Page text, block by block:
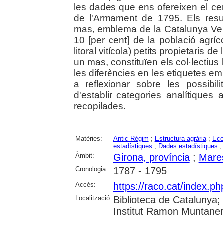
les dades que ens ofereixen el
de l'Armament de 1795. Els
mas, emblema de la Catalunya
10 [per cent] de la població
litoral vitícola) petits propietaris
un mas, constituïen els
les diferències en les etiquetes
a reflexionar sobre les
d'establir categories analítiques
recopilades.
Matèries: Antic Règim ; Estructura agrària;
estadístiques ; Dades estadístiques ;
Àmbit:
Girona, província;
Cronologia: 1787 - 1795
Accés: https://raco.cat/
Localització: Biblioteca de
Institut Ramon